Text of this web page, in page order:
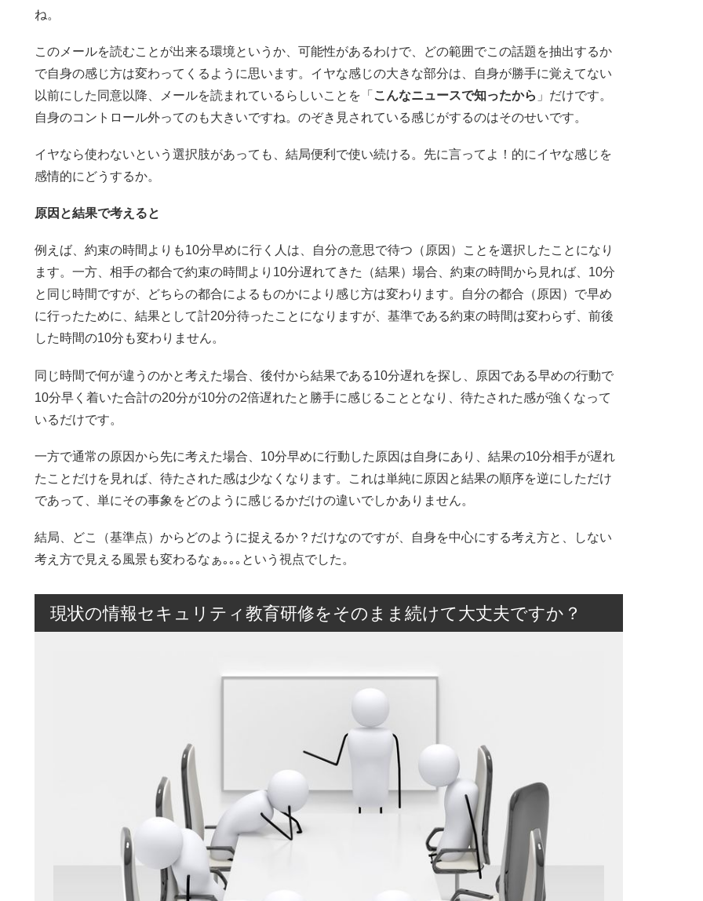
ね。
このメールを読むことが出来る環境というか、可能性があるわけで、どの範囲でこの話題を抽出するか
で自身の感じ方は変わってくるように思います。イヤな感じの大きな部分は、自身が勝手に覚えてない
以前にした同意以降、メールを読まれているらしいことを「 こんなニュースで知ったから 」だけです。
自身のコントロール外ってのも大きいですね。のぞき見されている感じがするのはそのせいです。
イヤなら使わないという選択肢があっても、結局便利で使い続ける。先に言ってよ！的にイヤな感じを
感情的にどうするか。
原因と結果で考えると
例えば、約束の時間よりも10分早めに行く人は、自分の意思で待つ（原因）ことを選択したことになり
ます。一方、相手の都合で約束の時間より10分遅れてきた（結果）場合、約束の時間から見れば、10分
と同じ時間ですが、どちらの都合によるものかにより感じ方は変わります。自分の都合（原因）で早め
に行ったために、結果として計20分待ったことになりますが、基準である約束の時間は変わらず、前後
した時間の10分も変わりません。
同じ時間で何が違うのかと考えた場合、後付から結果である10分遅れを探し、原因である早めの行動で
10分早く着いた合計の20分が10分の2倍遅れたと勝手に感じることとなり、待たされた感が強くなって
いるだけです。
一方で通常の原因から先に考えた場合、10分早めに行動した原因は自身にあり、結果の10分相手が遅れ
たことだけを見れば、待たされた感は少なくなります。これは単純に原因と結果の順序を逆にしただけ
であって、単にその事象をどのように感じるかだけの違いでしかありません。
結局、どこ（基準点）からどのように捉えるか？だけなのですが、自身を中心にする考え方と、しない
考え方で見える風景も変わるなぁ｡｡｡という視点でした。
現状の情報セキュリティ教育研修をそのまま続けて大丈夫ですか？